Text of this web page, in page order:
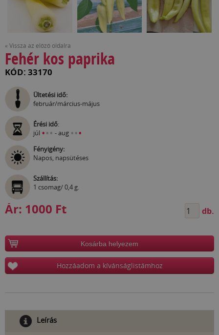
« Vissza az előző oldalra
Fehér kos paprika
KÓD: 33170
Ültetési idő:
február/március-május
Érési idő:
júl ••• - aug •••
Fényigény:
Napos, napsütéses
Szállítás:
1 csomag/ 0,4 g.
Ár: 1000 Ft db.
Kosárba helyezem
Hozzáadom a kívánságlistámhoz
Leírás